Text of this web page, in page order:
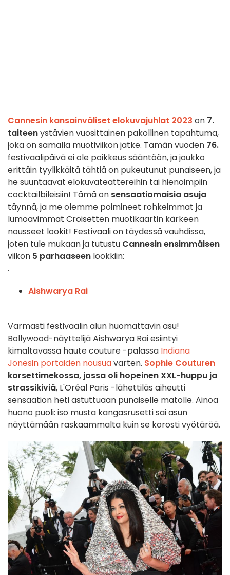
Cannesin kansainväliset elokuvajuhlat 2023 on 7.
taiteenystävien vuosittainen pakollinen tapahtuma,
joka on samalla muotiviikon jatke. Tämän vuoden 76.
festivaalipäivä ei ole poikkeus sääntöön, ja joukko
erittäin tyylikkäitä tähtiä on pukeutunut punaiseen, ja
he suuntaavat elokuvateattereihin tai hienoimpiin
cocktailbileisiin! Tämä on sensaatiomaisia asuja
täynnä, ja me olemme poimineet rohkeimmat ja
lumoavimmat Croisetten muotikaartin kärkeen
nousseet lookit! Festivaali on täydessä vauhdissa,
joten tule mukaan ja tutustu Cannesin ensimmäisen
viikon 5 parhaaseen lookkiin:
.
Aishwarya Rai
Varmasti festivaalin alun huomattavin asu!
Bollywood-näyttelijä Aishwarya Rai esiintyi
kimaltavassa haute couture -palassa Indiana
Jonesin portaiden nousuavarten. Sophie Couturen
korsettimekossa, jossa oli hopeinen XXL-huppu ja
strassikiviä, L'Oréal Paris -lähettiläs aiheutti
sensaation heti astuttuaan punaiselle matolle. Ainoa
huono puoli: iso musta kangasrusetti sai asun
näyttämään raskaammalta kuin se korosti vyötäröä.